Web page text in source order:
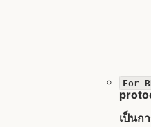
For
เป็นก